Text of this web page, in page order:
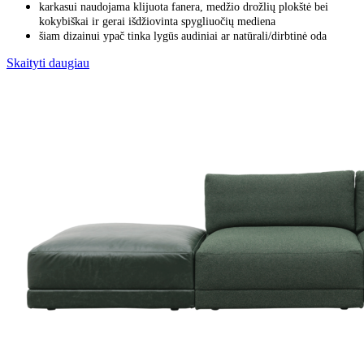
karkasui naudojama klijuota fanera, medžio drožlių plokštė bei
kokybiškai ir gerai išdžiovinta spygliuočių mediena
šiam dizainui ypač tinka lygūs audiniai ar natūrali/dirbtinė oda
Skaityti daugiau